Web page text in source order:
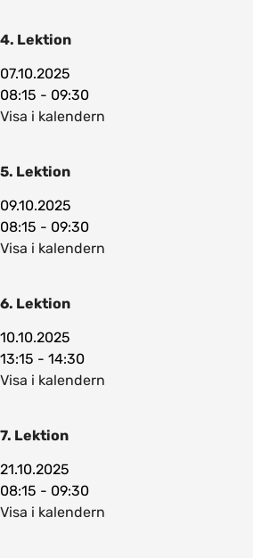
4. Lektion
07.10.2025
08:15 - 09:30
Visa i kalendern
5. Lektion
09.10.2025
08:15 - 09:30
Visa i kalendern
6. Lektion
10.10.2025
13:15 - 14:30
Visa i kalendern
7. Lektion
21.10.2025
08:15 - 09:30
Visa i kalendern